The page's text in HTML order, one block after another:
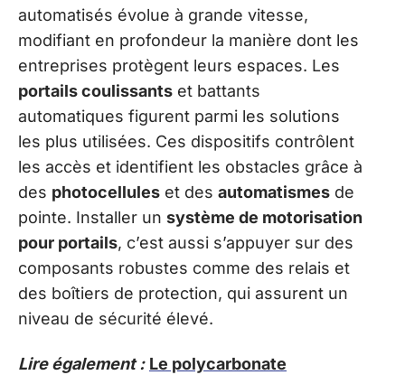
automatisés évolue à grande vitesse,
modifiant en profondeur la manière dont les
entreprises protègent leurs espaces. Les
portails coulissants et battants
automatiques figurent parmi les solutions
les plus utilisées. Ces dispositifs contrôlent
les accès et identifient les obstacles grâce à
des photocellules et des automatismes de
pointe. Installer un système de motorisation
pour portails, c’est aussi s’appuyer sur des
composants robustes comme des relais et
des boîtiers de protection, qui assurent un
niveau de sécurité élevé.
Lire également : Le polycarbonate